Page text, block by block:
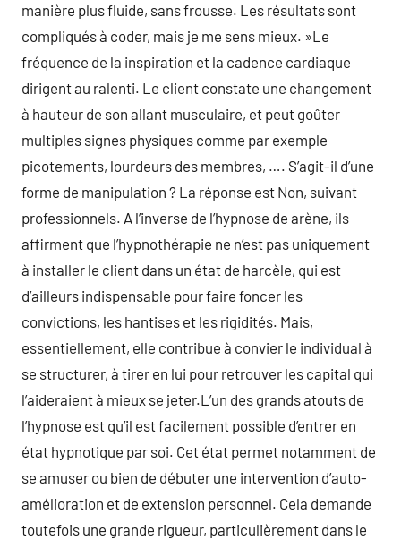
manière plus fluide, sans frousse. Les résultats sont
compliqués à coder, mais je me sens mieux. »Le
fréquence de la inspiration et la cadence cardiaque
dirigent au ralenti. Le client constate une changement
à hauteur de son allant musculaire, et peut goûter
multiples signes physiques comme par exemple
picotements, lourdeurs des membres, …. S’agit-il d’une
forme de manipulation ? La réponse est Non, suivant
professionnels. A l’inverse de l’hypnose de arène, ils
affirment que l’hypnothérapie ne n’est pas uniquement
à installer le client dans un état de harcèle, qui est
d’ailleurs indispensable pour faire foncer les
convictions, les hantises et les rigidités. Mais,
essentiellement, elle contribue à convier le individual à
se structurer, à tirer en lui pour retrouver les capital qui
l’aideraient à mieux se jeter.L’un des grands atouts de
l’hypnose est qu’il est facilement possible d’entrer en
état hypnotique par soi. Cet état permet notamment de
se amuser ou bien de débuter une intervention d’auto-
amélioration et de extension personnel. Cela demande
toutefois une grande rigueur, particulièrement dans le